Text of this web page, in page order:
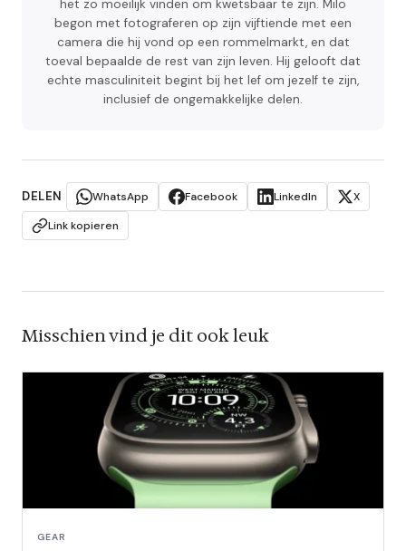
het zo moeilijk vinden om kwetsbaar te zijn. Milo
begon met fotograferen op zijn vijftiende met een
camera die hij vond op een rommelmarkt, en dat
toeval bepaalde de rest van zijn leven. Hij gelooft dat
echte masculiniteit begint bij het lef om jezelf te zijn,
inclusief de ongemakkelijke delen.
DELEN WhatsApp Facebook LinkedIn
X
Link kopieren
Misschien vind je dit ook leuk
GEAR